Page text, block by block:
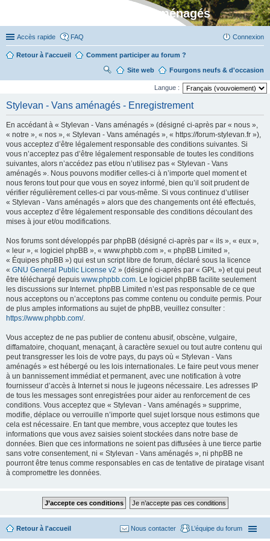
Stylevan - Vans aménagés
Accès rapide FAQ Connexion
Retour à l'accueil Comment participer au forum ?
Fourgons neufs & d'occasion
Site web
R
ch
er
Langue :
Stylevan - Vans aménagés - Enregistrement
En accédant à « Stylevan - Vans aménagés » (désigné ci-après par « nous »,
« notre », « nos », « Stylevan - Vans aménagés », « https://forum-stylevan.fr »),
vous acceptez d’être légalement responsable des conditions suivantes. Si
vous n’acceptez pas d’être légalement responsable de toutes les conditions
suivantes, alors n’accédez pas et/ou n’utilisez pas « Stylevan - Vans
aménagés ». Nous pouvons modifier celles-ci à n’importe quel moment et
nous ferons tout pour que vous en soyez informé, bien qu’il soit prudent de
vérifier régulièrement celles-ci par vous-même. Si vous continuez d’utiliser
« Stylevan - Vans aménagés » alors que des changements ont été effectués,
vous acceptez d’être légalement responsable des conditions découlant des
mises à jour et/ou modifications.
Nos forums sont développés par phpBB (désigné ci-après par « ils », « eux »,
« leur », « logiciel phpBB », « www.phpbb.com », « phpBB Limited »,
« Équipes phpBB ») qui est un script libre de forum, déclaré sous la licence
« GNU General Public License v2 » (désigné ci-après par « GPL ») et qui peut
être téléchargé depuis www.phpbb.com. Le logiciel phpBB facilite seulement
les discussions sur Internet. phpBB Limited n’est pas responsable de ce que
nous acceptons ou n’acceptons pas comme contenu ou conduite permis. Pour
de plus amples informations au sujet de phpBB, veuillez consulter :
https://www.phpbb.com/.
Vous acceptez de ne pas publier de contenu abusif, obscène, vulgaire,
diffamatoire, choquant, menaçant, à caractère sexuel ou tout autre contenu qui
peut transgresser les lois de votre pays, du pays où « Stylevan - Vans
aménagés » est hébergé ou les lois internationales. Le faire peut vous mener
à un bannissement immédiat et permanent, avec une notification à votre
fournisseur d’accès à Internet si nous le jugeons nécessaire. Les adresses IP
de tous les messages sont enregistrées pour aider au renforcement de ces
conditions. Vous acceptez que « Stylevan - Vans aménagés » supprime,
modifie, déplace ou verrouille n’importe quel sujet lorsque nous estimons que
cela est nécessaire. En tant que membre, vous acceptez que toutes les
informations que vous avez saisies soient stockées dans notre base de
données. Bien que ces informations ne soient pas diffusées à une tierce partie
sans votre consentement, ni « Stylevan - Vans aménagés », ni phpBB ne
pourront être tenus comme responsables en cas de tentative de piratage visant
à compromettre les données.
Retour à l'accueil L’équipe du forum
Nous contacter